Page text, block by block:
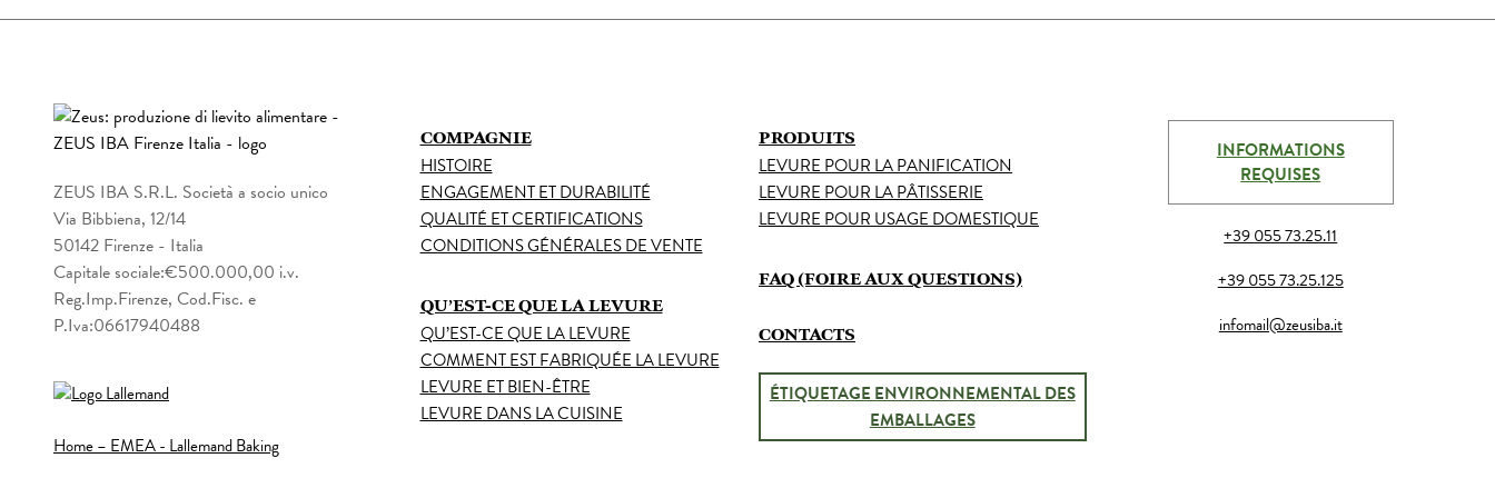
ZEUS IBA S.R.L. Società a socio unico
Via Bibbiena, 12/14
50142 Firenze - Italia
Capitale sociale:€500.000,00 i.v.
Reg.Imp.Firenze, Cod.Fisc. e
P.Iva:06617940488
Home – EMEA - Lallemand Baking
COMPAGNIE
HISTOIRE
ENGAGEMENT ET DURABILITÉ
QUALITÉ ET CERTIFICATIONS
CONDITIONS GÉNÉRALES DE VENTE
QU’EST-CE QUE LA LEVURE
QU’EST-CE QUE LA LEVURE
COMMENT EST FABRIQUÉE LA LEVURE
LEVURE ET BIEN-ÊTRE
LEVURE DANS LA CUISINE
PRODUITS
LEVURE POUR LA PANIFICATION
LEVURE POUR LA PÂTISSERIE
LEVURE POUR USAGE DOMESTIQUE
FAQ (FOIRE AUX QUESTIONS)
CONTACTS
ÉTIQUETAGE ENVIRONNEMENTAL DES
EMBALLAGES
INFORMATIONS
REQUISES
+39 055 73.25.11
+39 055 73.25.125
infomail@zeusiba.it